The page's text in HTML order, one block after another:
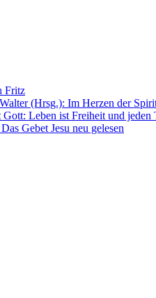
Fritz
(Hrsg.): Im Herzen der
Leben ist Freiheit und jeden
Gebet Jesu neu gelesen